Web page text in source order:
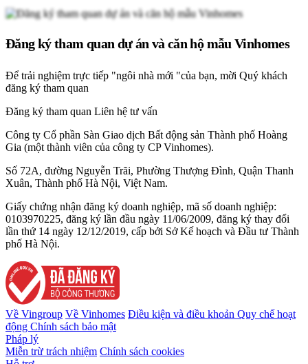
Đăng ký tham quan dự án và căn hộ mẫu Vinhomes
Để trải nghiệm trực tiếp "ngôi nhà mới "của bạn, mời Quý khách
đăng ký tham quan
Đăng ký tham quan Liên hệ tư vấn
Công ty Cổ phần Sàn Giao dịch Bất động sản Thành phố Hoàng
Gia (một thành viên của công ty CP Vinhomes).
Số 72A, đường Nguyễn Trãi, Phường Thượng Đình, Quận Thanh
Xuân, Thành phố Hà Nội, Việt Nam.
Giấy chứng nhận đăng ký doanh nghiệp, mã số doanh nghiệp:
0103970225, đăng ký lần đầu ngày 11/06/2009, đăng ký thay đổi
lần thứ 14 ngày 12/12/2019, cấp bởi Sở Kế hoạch và Đầu tư Thành
phố Hà Nội.
Về Vingroup Về Vinhomes Điều kiện và điều khoản Quy chế hoạt
động Chính sách bảo mật
Pháp lý
Miễn trừ trách nhiệm Chính sách cookies